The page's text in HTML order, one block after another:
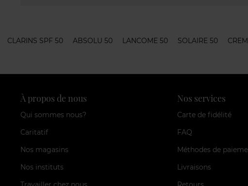
CLARINS SPF 50 ABSOLU 50 LANCOME 50 SOLAIRE 50
À propos de nous
Qui sommes nous?
Caritatif
Nos magasins
Nos instituts
Nos services
Carte de fidélité
FAQ
Méthodes de
Livraisons